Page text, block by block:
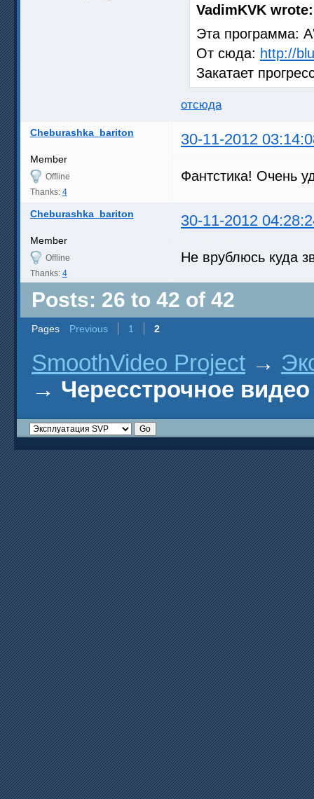
VadimKVK wrote:
Эта программа:
От сюда: http://
Закатает
отсюда
Cheburashka_bariton 30-11-2012
Member
Offline
Thanks: 4
Фантстика! Очень
Cheburashka_bariton 30-11-2012
Member
Offline
Thanks: 4
Не врублюсь куда
Posts: 26 to 42 of 42
Pages Previous 1 2
SmoothVideo Project →
→ Чересстрочное